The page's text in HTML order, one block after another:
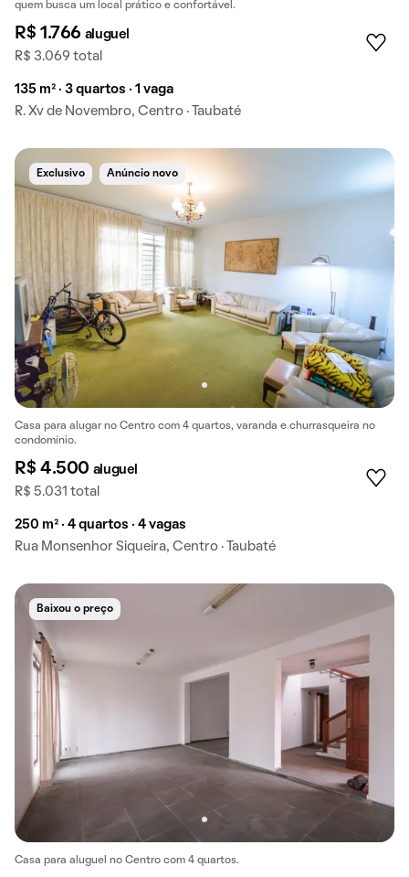
quem busca um local prático e confortável.
R$ 1.766 aluguel
R$ 3.069 total
135 m² · 3 quartos · 1 vaga
R. Xv de Novembro, Centro · Taubaté
Exclusivo Anúncio novo
Casa para alugar no Centro com 4 quartos, varanda e churrasqueira no
condomínio.
R$ 4.500 aluguel
R$ 5.031 total
250 m² · 4 quartos · 4 vagas
Rua Monsenhor Siqueira, Centro · Taubaté
Baixou o preço
Casa para aluguel no Centro com 4 quartos.